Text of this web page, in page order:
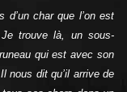
d’un char que l’on est
trouve là, un sous-
qui est avec son
nous dit qu’il arrive de